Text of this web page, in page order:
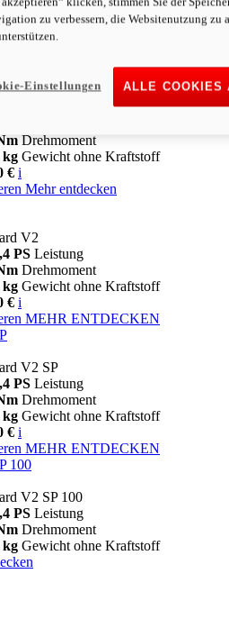
Drehmoment
kgGewicht ohne Kraftstoff
€ i
Drehmoment
kg Gewicht ohne Kraftstoff
€ i
Mehr entdecken
V2
PS Leistung
Drehmoment
kg Gewicht ohne Kraftstoff
€ i
MEHR ENTDECKEN
V2 SP
PS Leistung
Drehmoment
kg Gewicht ohne Kraftstoff
€ i
MEHR ENTDECKEN
100
V2 SP 100
PS Leistung
Drehmoment
kg Gewicht ohne Kraftstoff
zu verbessern, die Websitenutzung zu
ALLE COOKIES
Einstellungen